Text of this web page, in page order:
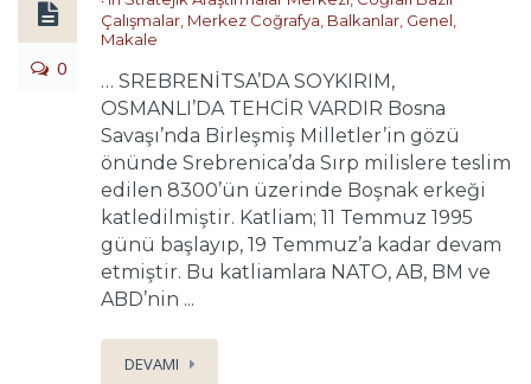
0
Çalışmalar Merkez Coğrafya Balkanlar Genel
Makale
… SREBRENİTSA’DA SOYKIRIM,
OSMANLI’DA TEHCİR VARDIR Bosna
Savaşı’nda Birleşmiş Milletler’in gözü
önünde Srebrenica’da Sırp milislere teslim
edilen 8300’ün üzerinde Boşnak erkeği
katledilmiştir. Katliam; 11 Temmuz 1995
günü başlayıp, 19 Temmuz’a kadar devam
etmiştir. Bu katliamlara NATO, AB, BM ve
ABD’nin ...
DEVAMI